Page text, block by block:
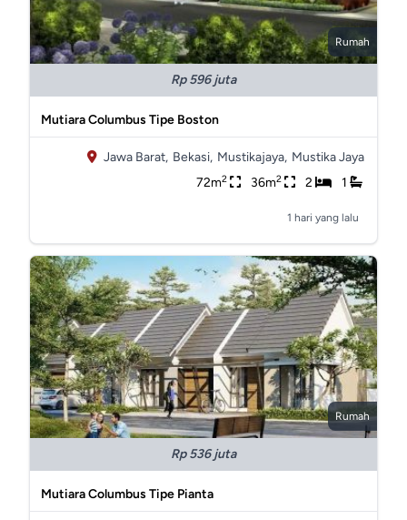
Rumah
Rp 596 juta
Mutiara Columbus Tipe Boston
Jawa Barat, Bekasi, Mustikajaya, Mustika Jaya
72m2 36m2 2 1
1 hari yang lalu
Rumah
Rp 536 juta
Mutiara Columbus Tipe Pianta